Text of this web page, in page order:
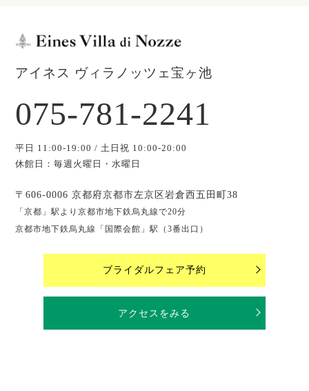
アイネス ヴィラノッツェ宝ヶ池
075-781-2241
平日 11:00-19:00 / 土日祝 10:00-20:00
休館日：毎週火曜日・水曜日
〒606-0006 京都府京都市左京区岩倉西五田町38
「京都」駅より京都市地下鉄烏丸線で20分
京都市地下鉄烏丸線「国際会館」駅（3番出口）
ブライダルフェア予約
アクセスをみる